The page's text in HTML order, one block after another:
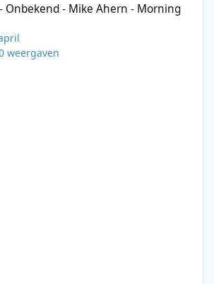
Onbekend - Mike Ahern - Morning
weergaven